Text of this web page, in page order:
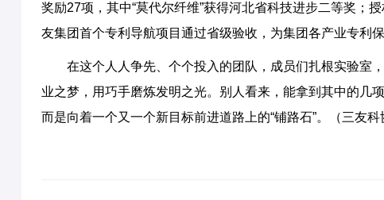
奖励27项，其中“莫代尔纤维”获得河北省科技进步二等奖；
友集团首个专利导航项目通过省级验收，为集团各产业专
在这个人人争先、个个投入的团队，成员们扎根实验室
业之梦，用巧手磨炼发明之光。别人看来，能拿到其中的几
而是向着一个又一个新目标前进道路上的“铺路石”。（三友科